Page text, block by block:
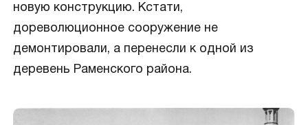
новую конструкцию. Кстати,
дореволюционное сооружение не
демонтировали, а перенесли к одной из
деревень Раменского района.